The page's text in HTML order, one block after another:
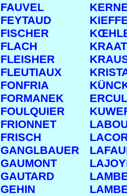
FAUVEL
FEYTAUD
FISCHER
FLACH
FLEISHER
FLEUTIAUX
FONFRIA
FORMANEK
FOULQUIER
FRIONNET
FRISCH
GANGLBAUER
GAUMONT
GAUTARD
GEHIN